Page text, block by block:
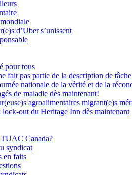
d’Uber s’unissent
pour tous
fait pas partie de la description de
nationale de la vérité et de la
de maladie dès maintenant!
agroalimentaires migrant(e)s
lock-out du Heritage Inn dès maintenant
Canada?
syndicat
en faits